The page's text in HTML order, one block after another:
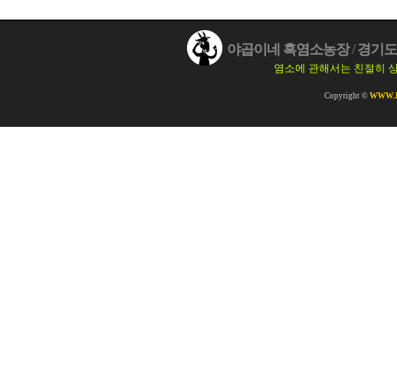
야곱이네 흑염소농장/경기
염소에 관해서는 친절히
Copyright ©